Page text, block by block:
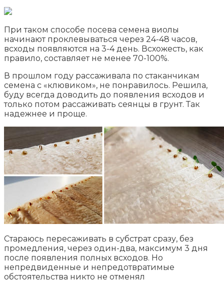
При таком способе посева семена виолы
начинают проклевываться через 24-48 часов,
всходы появляются на 3-4 день. Всхожесть, как
правило, составляет не менее 70-100%.
В прошлом году рассаживала по стаканчикам
семена с «клювиком», не понравилось. Решила,
буду всегда доводить до появления всходов и
только потом рассаживать сеянцы в грунт. Так
надежнее и проще.
Стараюсь пересаживать в субстрат сразу, без
промедления, через один-два, максимум 3 дня
после появления полных всходов. Но
непредвиденные и непредотвратимые
обстоятельства никто не отменял